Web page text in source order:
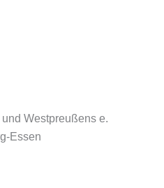
Westpreußens e.
Essen